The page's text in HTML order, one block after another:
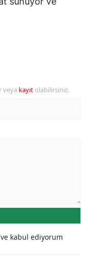
veya kayıt olabilirsiniz.
kabul ediyorum